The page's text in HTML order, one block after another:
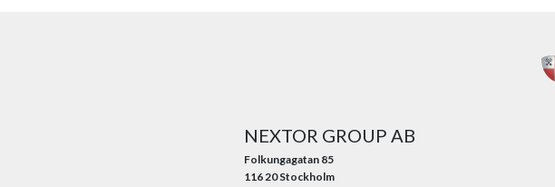
NEXTOR GROUP AB
Folkungagatan 85
116 20 Stockholm